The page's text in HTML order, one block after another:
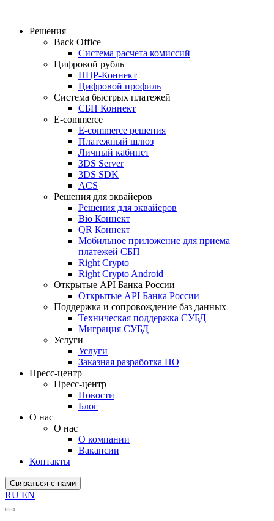
Решения
Back Office
Система расчета комиссий
Цифровой рубль
ПЦР-Коннект
Цифровой профиль
Система быстрых платежей
СБП Коннект
E-commerce
E-commerce решения
Платежный шлюз
Личный кабинет
3DS Server
3DS SDK
ACS
Решения для эквайеров
Решения для эквайеров
Bio Коннект
QR Коннект
Мобильное приложение для приема
платежей СБП
Right Crypto
Right Crypto Android
Открытые API Банка России
Открытые API Банка России
Поддержка и сопровождение баз данных
Техническая поддержка СУБД
Миграция СУБД
Услуги
Услуги
Заказная разработка ПО
Пресс-центр
Пресс-центр
Новости
Блог
О нас
О нас
О компании
Вакансии
Контакты
Связаться с нами
RU EN